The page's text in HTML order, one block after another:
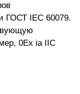
ГОСТ IEC 60079.
0Ex ia IIC